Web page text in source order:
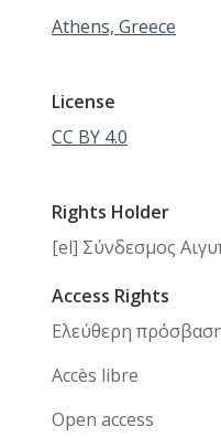
Athens, Greece
License
CC BY 4.0
Rights Holder
[el] Σύνδεσμος
Access Rights
Ελεύθερη
Accès libre
Open access